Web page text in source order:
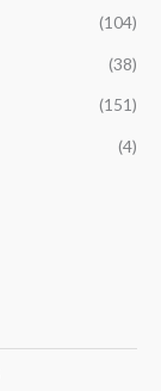
(104)
(38)
(151)
(4)